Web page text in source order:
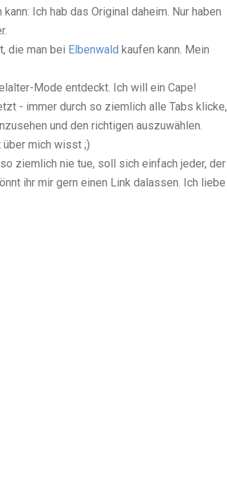
Ich hab das Original daheim. Nur haben
die man bei Elbenwald kaufen kann. Mein
Mode entdeckt. Ich will ein Cape!
- immer durch so ziemlich alle Tabs klicke,
und den richtigen auszuwählen.
über mich wisst ;)
ziemlich nie tue, soll sich einfach jeder, der
ihr mir gern einen Link dalassen. Ich liebe